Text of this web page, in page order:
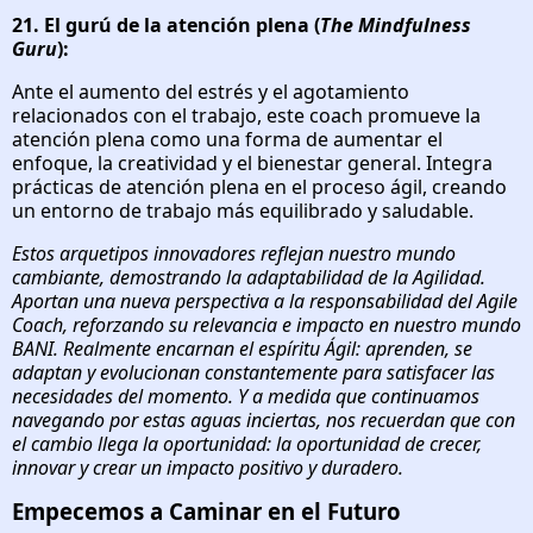
21. El gurú de la atención plena (The Mindfulness
Guru):
Ante el aumento del estrés y el agotamiento
relacionados con el trabajo, este coach promueve la
atención plena como una forma de aumentar el
enfoque, la creatividad y el bienestar general. Integra
prácticas de atención plena en el proceso ágil, creando
un entorno de trabajo más equilibrado y saludable.
Estos arquetipos innovadores reflejan nuestro mundo
cambiante, demostrando la adaptabilidad de la Agilidad.
Aportan una nueva perspectiva a la responsabilidad del Agile
Coach, reforzando su relevancia e impacto en nuestro mundo
BANI. Realmente encarnan el espíritu Ágil: aprenden, se
adaptan y evolucionan constantemente para satisfacer las
necesidades del momento. Y a medida que continuamos
navegando por estas aguas inciertas, nos recuerdan que con
el cambio llega la oportunidad: la oportunidad de crecer,
innovar y crear un impacto positivo y duradero.
Empecemos a Caminar en el Futuro